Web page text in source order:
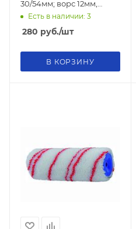
30/54мм; ворс 12мм,
100мм
Есть в наличии: 3
280 руб./шт
В КОРЗИНУ